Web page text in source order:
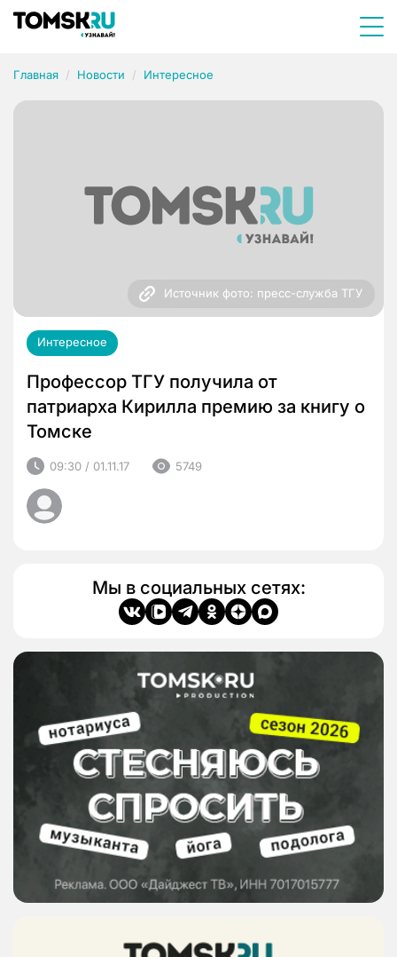
Главная Новости Интересное
Источник фото: пресс-служба ТГУ
Интересное
Профессор ТГУ получила от
патриарха Кирилла премию за книгу о
Томске
09:30 / 01.11.17 5749
Мы в социальных сетях: